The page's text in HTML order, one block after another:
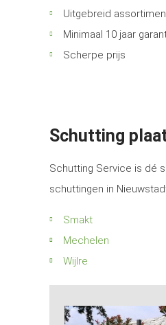
Uitgebreid
Minimaal 10 jaar
Scherpe prijs
Schutting
Schutting Service is dé
schuttingen in
Smakt
Mechelen
Wijlre